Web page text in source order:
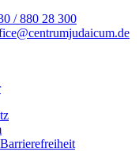
/ 880 28 300